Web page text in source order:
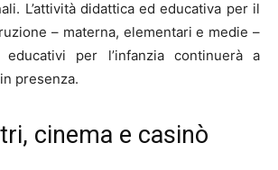
L’attività didattica ed educativa per il
– materna, elementari e medie –
per l’infanzia continuerà a
presenza.
cinema e casinò